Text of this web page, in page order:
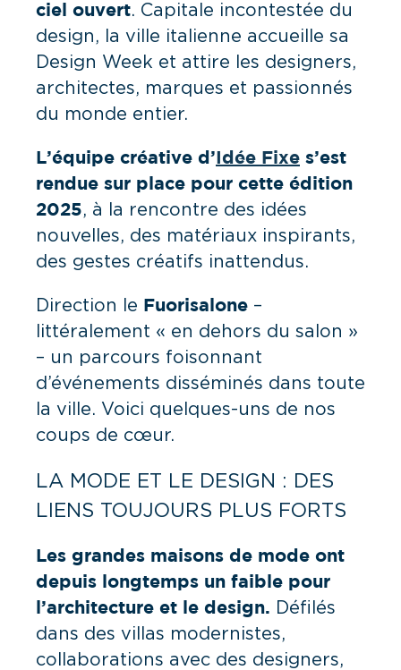
ciel ouvert. Capitale incontestée du
design, la ville italienne accueille sa
Design Week et attire les designers,
architectes, marques et passionnés
du monde entier.
L’équipe créative d’ Idée Fixe s’est
rendue sur place pour cette édition
2025, à la rencontre des idées
nouvelles, des matériaux inspirants,
des gestes créatifs inattendus.
Direction le Fuorisalone –
littéralement « en dehors du salon »
– un parcours foisonnant
d’événements disséminés dans toute
la ville. Voici quelques-uns de nos
coups de cœur.
LA MODE ET LE DESIGN : DES
LIENS TOUJOURS PLUS FORTS
Les grandes maisons de mode ont
depuis longtemps un faible pour
l’architecture et le design. Défilés
dans des villas modernistes,
collaborations avec des designers,